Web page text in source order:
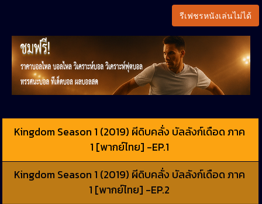
รีเฟชรหนังเล่นไม่ได้
Kingdom Season 1 (2019) ผีดิบคลั่ง บัลลังก์เดือด ภาค
1 [พากย์ไทย] -EP.1
Kingdom Season 1 (2019) ผีดิบคลั่ง บัลลังก์เดือด ภาค
1 [พากย์ไทย] -EP.2